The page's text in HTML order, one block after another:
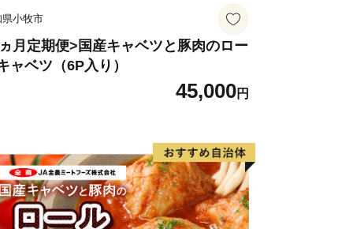
県小牧市
月定期便>国産キャベツと豚肉のロー
ャベツ（6P入り）
45,000円